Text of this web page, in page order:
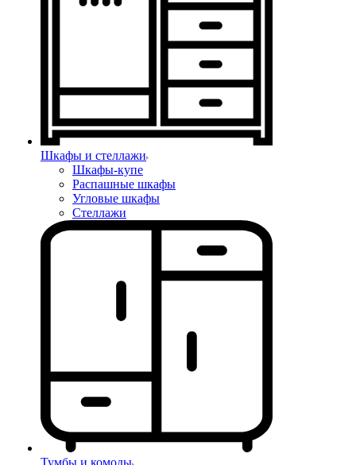
Шкафы и стеллажи
Шкафы-купе
Распашные шкафы
Угловые шкафы
Стеллажи
Тумбы и комоды